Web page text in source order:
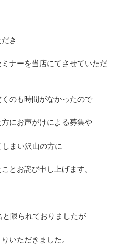
き
ナーを当店にてさせていただ
のも時間がなかったので
にお声がけによる募集や
まい沢山の方に
とお詫び申し上げます。
限られておりましたが
いただきました。